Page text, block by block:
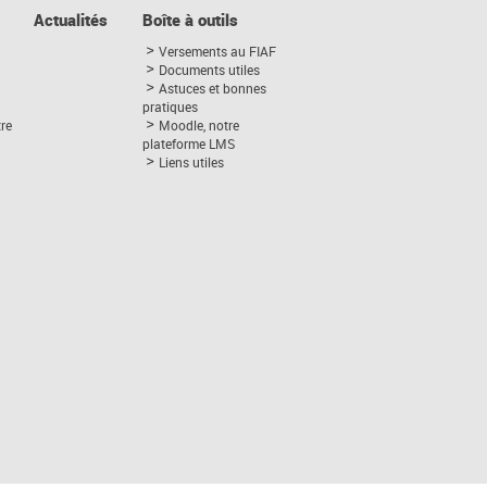
Actualités Boîte à outils
Versements au FIAF
Documents utiles
Astuces et bonnes
pratiques
Moodle, notre
plateforme LMS
Liens utiles